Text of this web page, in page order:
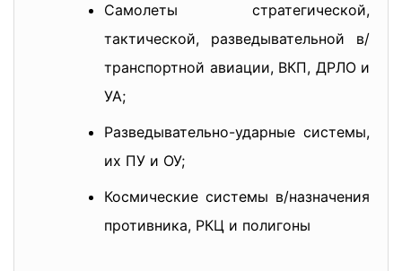
Самолеты стратегической,
тактической, разведывательной в/
транспортной авиации, ВКП, ДРЛО и
УА;
Разведывательно-ударные системы,
их ПУ и ОУ;
Космические системы в/назначения
противника, РКЦ и полигоны